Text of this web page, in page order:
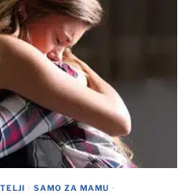
· SAMO ZA MAMU ·